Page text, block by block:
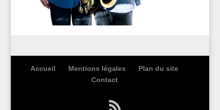
Accueil Mentions légales
Plan du site
Contact